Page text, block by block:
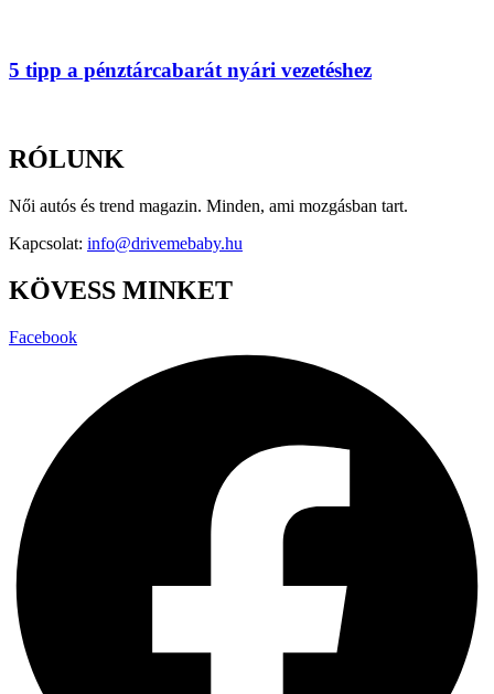
5 tipp a pénztárcabarát nyári vezetéshez
RÓLUNK
Női autós és trend magazin. Minden, ami mozgásban tart.
Kapcsolat: info@drivemebaby.hu
KÖVESS MINKET
Facebook